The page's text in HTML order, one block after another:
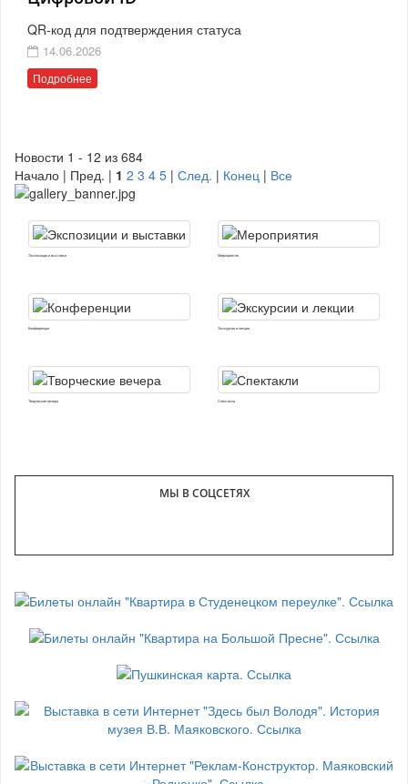
QR-код для подтверждения статуса
14.06.2026
Подробнее
Новости 1 - 12 из 684
Начало | Пред. | 1 2 3 4 5 | След. | Конец | Все
Экспозиции и выставки Мероприятия
Конференции Экскурсии и лекции
Творческие вечера Спектакли
МЫ В СОЦСЕТЯХ